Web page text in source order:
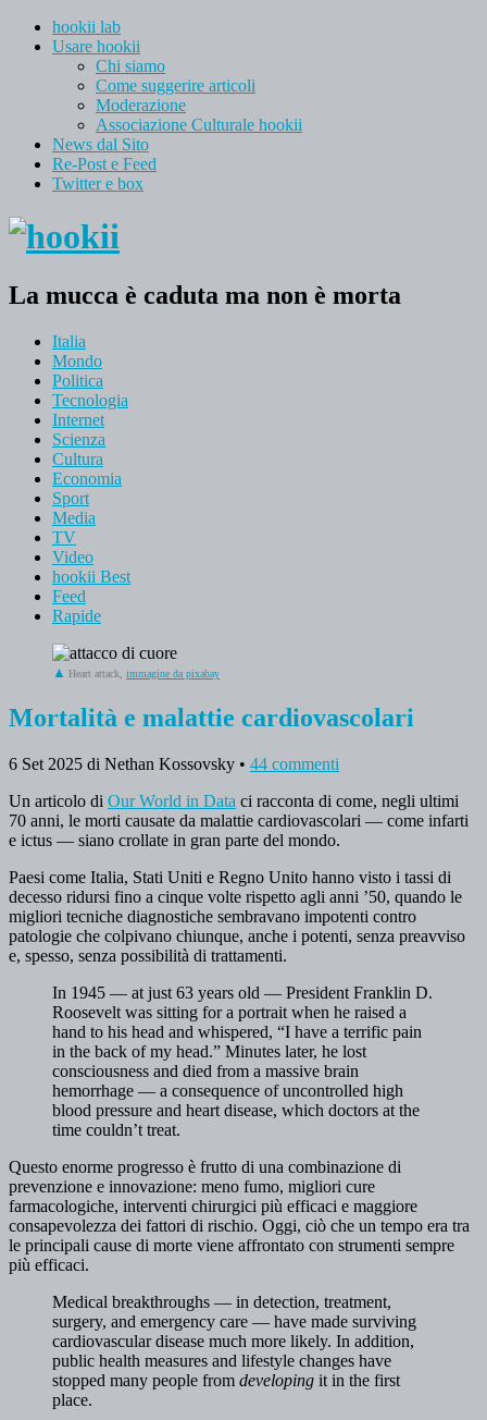
hookii lab
Usare hookii
Chi siamo
Come suggerire articoli
Moderazione
Associazione Culturale hookii
News dal Sito
Re-Post e Feed
Twitter e box
La mucca è caduta ma non è morta
Italia
Mondo
Politica
Tecnologia
Internet
Scienza
Cultura
Economia
Sport
Media
TV
Video
hookii Best
Feed
Rapide
Heart attack, immagine da pixabay
Mortalità e malattie cardiovascolari
6 Set 2025 di Nethan Kossovsky • 44 commenti
Un articolo di Our World in Data ci racconta di come, negli ultimi
70 anni, le morti causate da malattie cardiovascolari — come infarti
e ictus — siano crollate in gran parte del mondo.
Paesi come Italia, Stati Uniti e Regno Unito hanno visto i tassi di
decesso ridursi fino a cinque volte rispetto agli anni ’50, quando le
migliori tecniche diagnostiche sembravano impotenti contro
patologie che colpivano chiunque, anche i potenti, senza preavviso
e, spesso, senza possibilità di trattamenti.
In 1945 — at just 63 years old — President Franklin D.
Roosevelt was sitting for a portrait when he raised a
hand to his head and whispered, “I have a terrific pain
in the back of my head.” Minutes later, he lost
consciousness and died from a massive brain
hemorrhage — a consequence of uncontrolled high
blood pressure and heart disease, which doctors at the
time couldn’t treat.
Questo enorme progresso è frutto di una combinazione di
prevenzione e innovazione: meno fumo, migliori cure
farmacologiche, interventi chirurgici più efficaci e maggiore
consapevolezza dei fattori di rischio. Oggi, ciò che un tempo era tra
le principali cause di morte viene affrontato con strumenti sempre
più efficaci.
Medical breakthroughs — in detection, treatment,
surgery, and emergency care — have made surviving
cardiovascular disease much more likely. In addition,
public health measures and lifestyle changes have
stopped many people from developing it in the first
place.